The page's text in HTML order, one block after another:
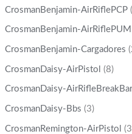
CrosmanBenjamin-AirRiflePCP
CrosmanBenjamin-
CrosmanBenjamin-Cargadores
CrosmanDaisy-AirPistol (8)
CrosmanDaisy-
CrosmanDaisy-Bbs (3)
CrosmanRemington-AirPistol